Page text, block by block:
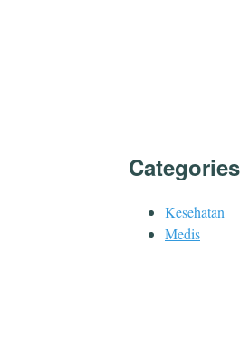
Categories
Kesehatan
Medis